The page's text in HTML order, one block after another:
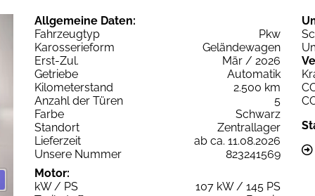
Allgemeine Daten:
Fahrzeugtyp
Pkw
Karosserieform
Geländewagen
Erst-Zul.
Mär / 2026
Getriebe
Automatik
Kilometerstand
2.500 km
Anzahl der Türen
5
Farbe
Schwarz
Standort
Zentrallager
Lieferzeit
ab ca. 11.08.2026
Unsere Nummer
823241569
Motor:
kW / PS
107 kW / 145 PS